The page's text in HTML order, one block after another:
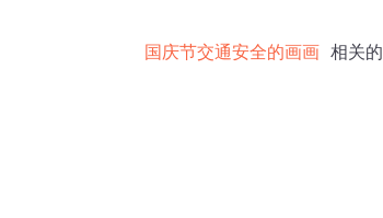
国庆节交通安全的画画 相关